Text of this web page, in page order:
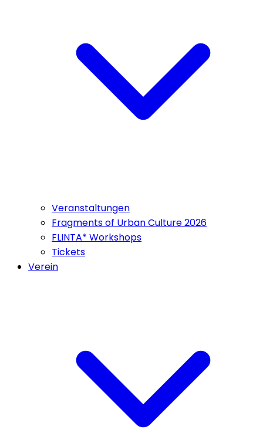
Veranstaltungen
Fragments of Urban Culture 2026
FLINTA* Workshops
Tickets
Verein